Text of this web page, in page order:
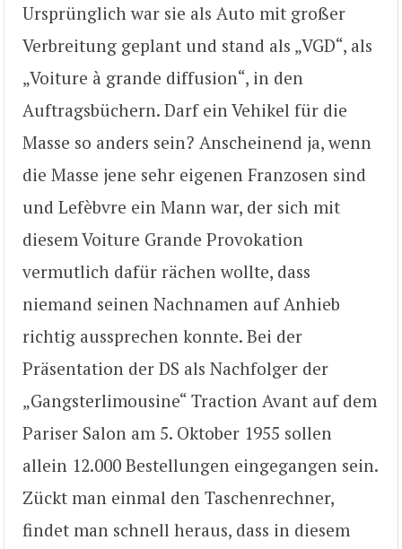
Ursprünglich war sie als Auto mit großer
Verbreitung geplant und stand als „VGD“, als
„Voiture à grande diffusion“, in den
Auftragsbüchern. Darf ein Vehikel für die
Masse so anders sein? Anscheinend ja, wenn
die Masse jene sehr eigenen Franzosen sind
und Lefèbvre ein Mann war, der sich mit
diesem Voiture Grande Provokation
vermutlich dafür rächen wollte, dass
niemand seinen Nachnamen auf Anhieb
richtig aussprechen konnte. Bei der
Präsentation der DS als Nachfolger der
„Gangsterlimousine“ Traction Avant auf dem
Pariser Salon am 5. Oktober 1955 sollen
allein 12.000 Bestellungen eingegangen sein.
Zückt man einmal den Taschenrechner,
findet man schnell heraus, dass in diesem